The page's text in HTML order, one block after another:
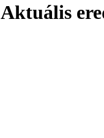
Aktuális